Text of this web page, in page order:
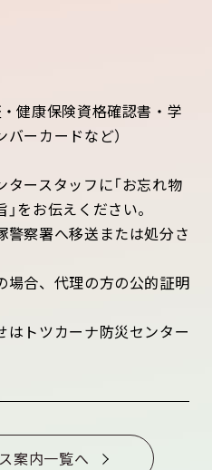
健康保険資格確認書・学
ーカードなど）
ースタッフに「お忘れ物
をお伝えください。
察署へ移送または処分さ
合、代理の方の公的証明
トツカーナ防災センター
案内一覧へ